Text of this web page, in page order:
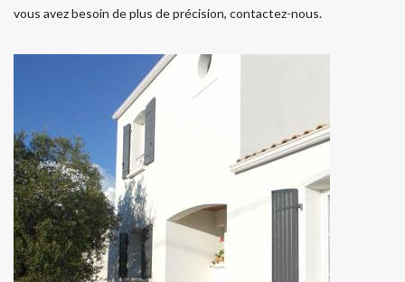
vous avez besoin de plus de précision, contactez-nous.